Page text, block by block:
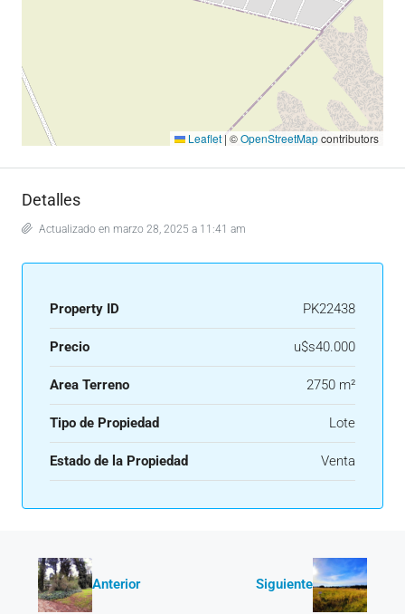
Leaflet | ©OpenStreetMapcontributors
Detalles
Actualizado en marzo 28, 2025 a 11:41 am
Property ID PK22438
Precio u$s40.000
Area Terreno 2750 m²
Tipo de Propiedad Lote
Estado de la Propiedad Venta
Anterior Siguiente